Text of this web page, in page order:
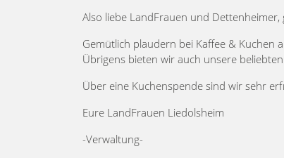
Also liebe LandFrauen und
Gemütlich plaudern bei Kaffee & Kuchen
Übrigens bieten wir auch unsere
Über eine Kuchenspende sind wir sehr
Eure LandFrauen Liedolsheim
-Verwaltung-